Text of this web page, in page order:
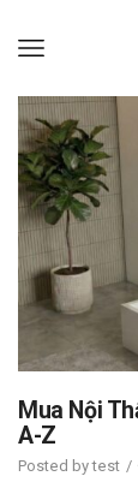
Mua Nội
A-Z
Posted bytest /